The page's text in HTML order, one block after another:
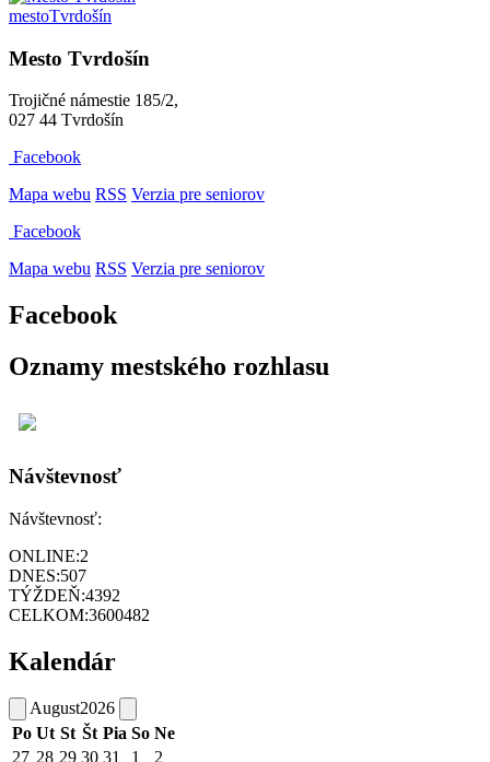
mestoTvrdošín
Mesto Tvrdošín
Trojičné námestie 185/2,
027 44 Tvrdošín
Facebook
Mapa webu RSS Verzia pre seniorov
Facebook
Mapa webu RSS Verzia pre seniorov
Facebook
Oznamy mestského rozhlasu
Návštevnosť
Návštevnosť:
ONLINE:2
DNES:507
TÝŽDEŇ:4392
CELKOM:3600482
Kalendár
August2026
Po Ut St Št Pia So Ne
27 28 29 30 31 1
2